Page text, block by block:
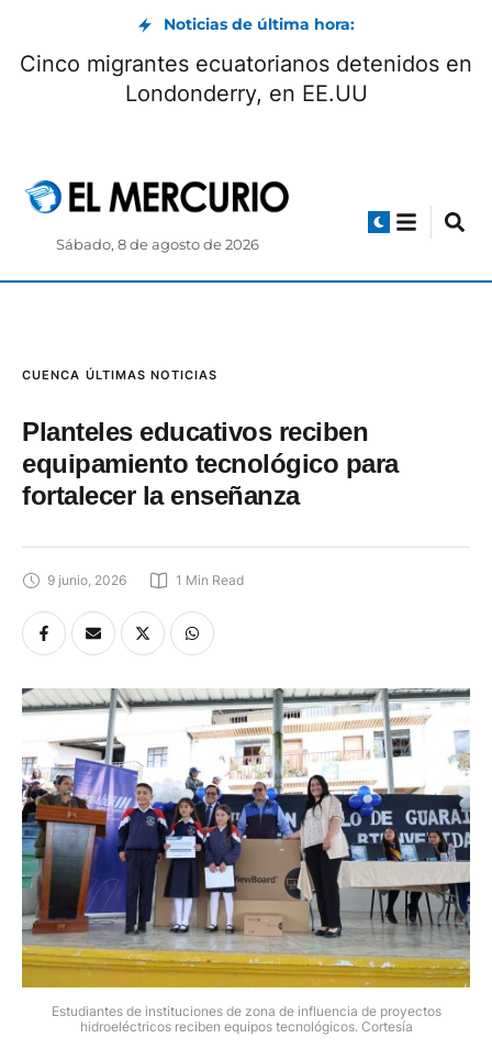
Noticias de última hora:
Cinco migrantes ecuatorianos detenidos en
Londonderry, en EE.UU
Sábado, 8 de agosto de 2026
CUENCA ÚLTIMAS NOTICIAS
Planteles educativos reciben
equipamiento tecnológico para
fortalecer la enseñanza
9 junio, 2026 1 Min Read
Estudiantes de instituciones de zona de influencia de proyectos
hidroeléctricos reciben equipos tecnológicos. Cortesía